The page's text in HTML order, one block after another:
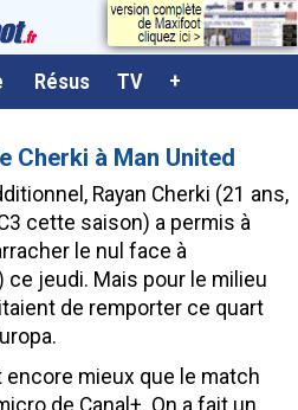
Résus TV +
Cherki à Man United
Rayan Cherki (21 ans,
cette saison) a permis à
le nul face à
jeudi. Mais pour le milieu
de remporter ce quart
mieux que le match
de Canal+. On a fait un